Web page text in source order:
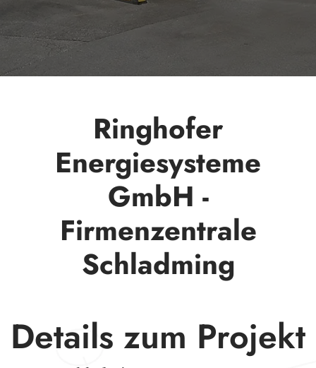
Ringhofer
Energiesysteme
GmbH -
Firmenzentrale
Schladming
Details zum Projekt